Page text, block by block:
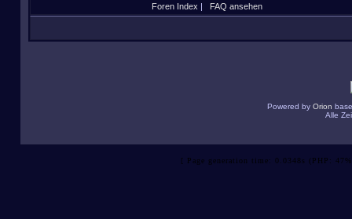
Foren Index | FAQ ansehen
Powered by Orion
Alle
[ Page generation time: 0.0348s (PHP: